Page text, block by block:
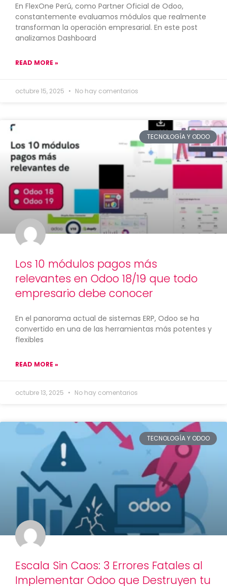
En FlexOne Perú, como Partner Oficial de Odoo,
constantemente evaluamos módulos que realmente
transforman la operación empresarial. En este post
analizamos Dashboard
READ MORE »
octubre 15, 2025 No hay comentarios
TECNOLOGÍA Y ODOO
Los 10 módulos pagos más
relevantes en Odoo 18/19 que todo
empresario debe conocer
En el panorama actual de sistemas ERP, Odoo se ha
convertido en una de las herramientas más potentes y
flexibles
READ MORE »
octubre 13, 2025 No hay comentarios
TECNOLOGÍA Y ODOO
Escala Sin Caos: 3 Errores Fatales al
Implementar Odoo que Destruyen tu